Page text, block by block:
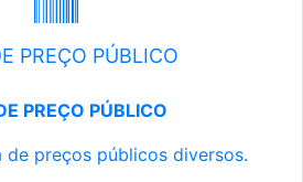
PREÇO PÚBLICO
PREÇO PÚBLICO
de preços públicos diversos.